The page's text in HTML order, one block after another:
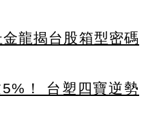
龍揭台股箱型密碼
！ 台塑四寶逆勢